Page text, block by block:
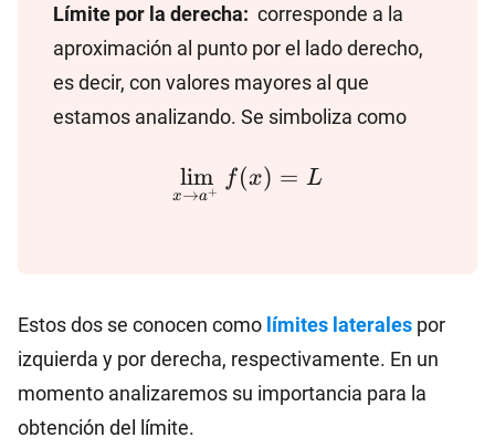
Límite por la derecha: corresponde a la
aproximación al punto por el lado derecho,
es decir, con valores mayores al que
estamos analizando. Se simboliza como
\lim_{x\to a^+}
x→a+
lim f(x) = L
Estos dos se conocen como límites laterales por
izquierda y por derecha, respectivamente. En un
momento analizaremos su importancia para la
obtención del límite.